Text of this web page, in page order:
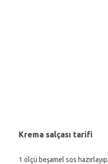
Krema salçası tarifi
1 ölçü beşamel sos